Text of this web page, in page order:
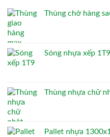
Thùng chở hàng
Sóng nhựa xếp 1T9
Thùng nhựa chữ
Pallet nhựa